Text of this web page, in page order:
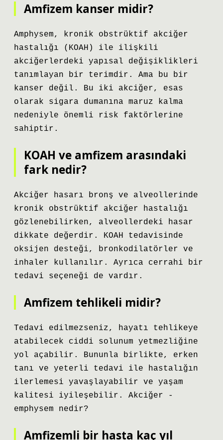
Amfizem kanser midir?
Amphysem, kronik obstrüktif akciğer
hastalığı (KOAH) ile ilişkili
akciğerlerdeki yapısal değişiklikleri
tanımlayan bir terimdir. Ama bu bir
kanser değil. Bu iki akciğer, esas
olarak sigara dumanına maruz kalma
nedeniyle önemli risk faktörlerine
sahiptir.
KOAH ve amfizem arasındaki
fark nedir?
Akciğer hasarı bronş ve alveollerinde
kronik obstrüktif akciğer hastalığı
gözlenebilirken, alveollerdeki hasar
dikkate değerdir. KOAH tedavisinde
oksijen desteği, bronkodilatörler ve
inhaler kullanılır. Ayrıca cerrahi bir
tedavi seçeneği de vardır.
Amfizem tehlikeli midir?
Tedavi edilmezseniz, hayatı tehlikeye
atabilecek ciddi solunum yetmezliğine
yol açabilir. Bununla birlikte, erken
tanı ve yeterli tedavi ile hastalığın
ilerlemesi yavaşlayabilir ve yaşam
kalitesi iyileşebilir. Akciğer -
emphysem nedir?
Amfizemli bir hasta kaç yıl